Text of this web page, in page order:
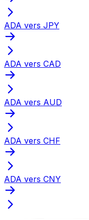
ADA vers JPY
ADA vers CAD
ADA vers AUD
ADA vers CHF
ADA vers CNY